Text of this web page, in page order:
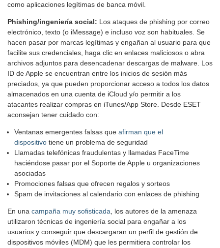
como aplicaciones legítimas de banca móvil.
Phishing/ingeniería social: Los ataques de phishing por correo
electrónico, texto (o iMessage) e incluso voz son habituales. Se
hacen pasar por marcas legítimas y engañan al usuario para que
facilite sus credenciales, haga clic en enlaces maliciosos o abra
archivos adjuntos para desencadenar descargas de malware. Los
ID de Apple se encuentran entre los inicios de sesión más
preciados, ya que pueden proporcionar acceso a todos los datos
almacenados en una cuenta de iCloud y/o permitir a los
atacantes realizar compras en iTunes/App Store. Desde ESET
aconsejan tener cuidado con:
Ventanas emergentes falsas que afirman que el
dispositivo tiene un problema de seguridad
Llamadas telefónicas fraudulentas y llamadas FaceTime
haciéndose pasar por el Soporte de Apple u organizaciones
asociadas
Promociones falsas que ofrecen regalos y sorteos
Spam de invitaciones al calendario con enlaces de phishing
En una campaña muy sofisticada , los autores de la amenaza
utilizaron técnicas de ingeniería social para engañar a los
usuarios y conseguir que descargaran un perfil de gestión de
dispositivos móviles (MDM) que les permitiera controlar los